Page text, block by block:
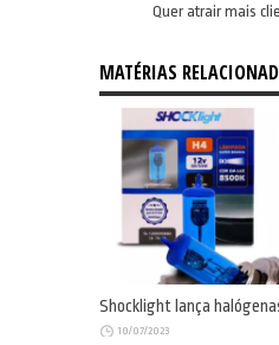
Quer atrair mais
MATÉRIAS
Shocklight lança
10/07/2023